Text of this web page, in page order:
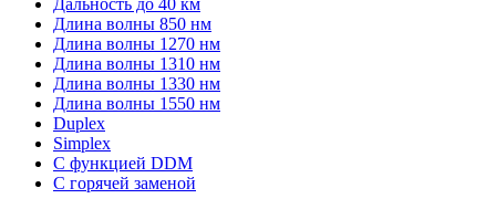
Дальность до 40 км
Длина волны 850 нм
Длина волны 1270 нм
Длина волны 1310 нм
Длина волны 1330 нм
Длина волны 1550 нм
Duplex
Simplex
С функцией DDM
С горячей заменой